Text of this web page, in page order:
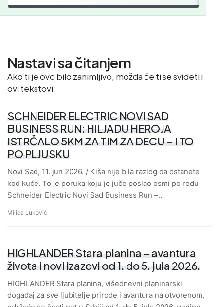
Nastavi sa čitanjem
Ako ti je ovo bilo zanimljivo, možda će ti se svideti i
ovi tekstovi:
SCHNEIDER ELECTRIC NOVI SAD
BUSINESS RUN: HILJADU HEROJA
ISTRČALO 5KM ZA TIM ZA DECU – I TO
PO PLJUSKU
Novi Sad, 11. jun 2026. / Kiša nije bila razlog da ostanete
kod kuće. To je poruka koju je juče poslao osmi po redu
Schneider Electric Novi Sad Business Run –…
Milica Luković
HIGHLANDER Stara planina – avantura
života i novi izazovi od 1. do 5. jula 2026.
HIGHLANDER Stara planina, višednevni planinarski
događaj za sve ljubitelje prirode i avantura na otvorenom,